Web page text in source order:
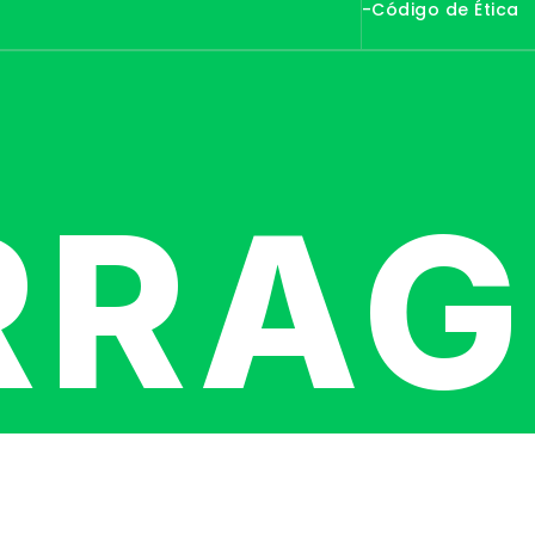
-Código de Ética